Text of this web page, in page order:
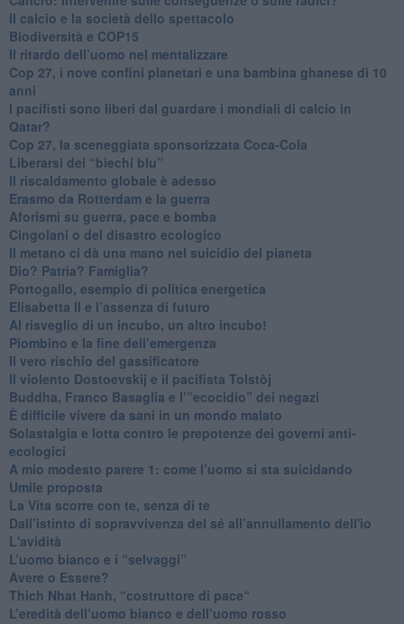
​Il calcio e la società dello spettacolo
Biodiversità e COP15
​Il ritardo dell’uomo nel mentalizzare
​Cop 27, i nove confini planetari e una bambina ghanese di 10
anni
​I pacifisti sono liberi dal guardare i mondiali di calcio in
Qatar?
​Cop 27, la sceneggiata sponsorizzata Coca-Cola
​Liberarsi dei “biechi blu”
Il riscaldamento globale è adesso
​Erasmo da Rotterdam e la guerra
​Aforismi su guerra, pace e bomba
Cingolani o del disastro ecologico
​Il metano ci dà una mano nel suicidio del pianeta
​Dio? Patria? Famiglia?
Portogallo, esempio di politica energetica
​Elisabetta II e l’assenza di futuro
Al risveglio di un incubo, un altro incubo!
​Piombino e la fine dell’emergenza
​Il vero rischio del gassificatore
​Il violento Dostoevskij e il pacifista Tolstòj
​Buddha, Franco Basaglia e l’”ecocidio” dei negazi
​È difficile vivere da sani in un mondo malato
Solastalgia e lotta contro le prepotenze dei governi anti-
ecologici
​A mio modesto parere 1: come l’uomo si sta suicidando
​Umile proposta
​La Vita scorre con te, senza di te
​Dall’istinto di sopravvivenza del sé all’annullamento dell'io
L'avidità
​L’uomo bianco e i “selvaggi”
​Avere o Essere?
​Thich Nhat Hanh, “costruttore di pace“
​L’eredità dell’uomo bianco e dell’uomo rosso